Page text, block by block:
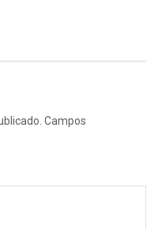
Campos